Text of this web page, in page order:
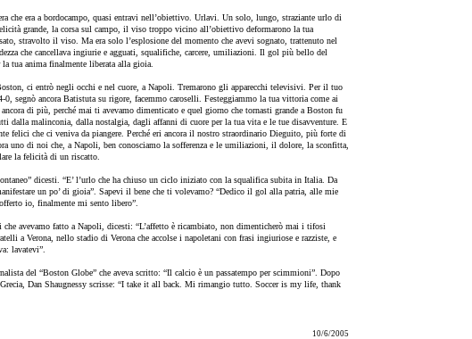
che era a bordocampo, quasi entravi nell’obiettivo. Urlavi. Un solo, lungo, straziante urlo di
grande, la corsa sul campo, il viso troppo vicino all’obiettivo deformarono la tua
stravolto il viso. Ma era solo l’esplosione del momento che avevi sognato, trattenuto nel
che cancellava ingiurie e agguati, squalifiche, carcere, umiliazioni. Il gol più bello del
tua anima finalmente liberata alla gioia.
ci entrò negli occhi e nel cuore, a Napoli. Tremarono gli apparecchi televisivi. Per il tuo
segnò ancora Batistuta su rigore, facemmo caroselli. Festeggiammo la tua vittoria come ai
di più, perché mai ti avevamo dimenticato e quel giorno che tornasti grande a Boston fu
dalla malinconia, dalla nostalgia, dagli affanni di cuore per la tua vita e le tue disavventure. E
felici che ci veniva da piangere. Perché eri ancora il nostro straordinario Dieguito, più forte di
uno di noi che, a Napoli, ben conosciamo la sofferenza e le umiliazioni, il dolore, la sconfitta,
la felicità di un riscatto.
dicesti. “E’ l’urlo che ha chiuso un ciclo iniziato con la squalifica subita in Italia. Da
un po’ di gioia”. Sapevi il bene che ti volevamo? “Dedico il gol alla patria, alle mie
io, finalmente mi sento libero”.
che avevamo fatto a Napoli, dicesti: “L’affetto è ricambiato, non dimenticherò mai i tifosi
a Verona, nello stadio di Verona che accolse i napoletani con frasi ingiuriose e razziste, e
lavatevi”.
del “Boston Globe” che aveva scritto: “Il calcio è un passatempo per scimmioni”. Dopo
Dan Shaugnessy scrisse: “I take it all back. Mi rimangio tutto. Soccer is my life, thank
10/6/2005